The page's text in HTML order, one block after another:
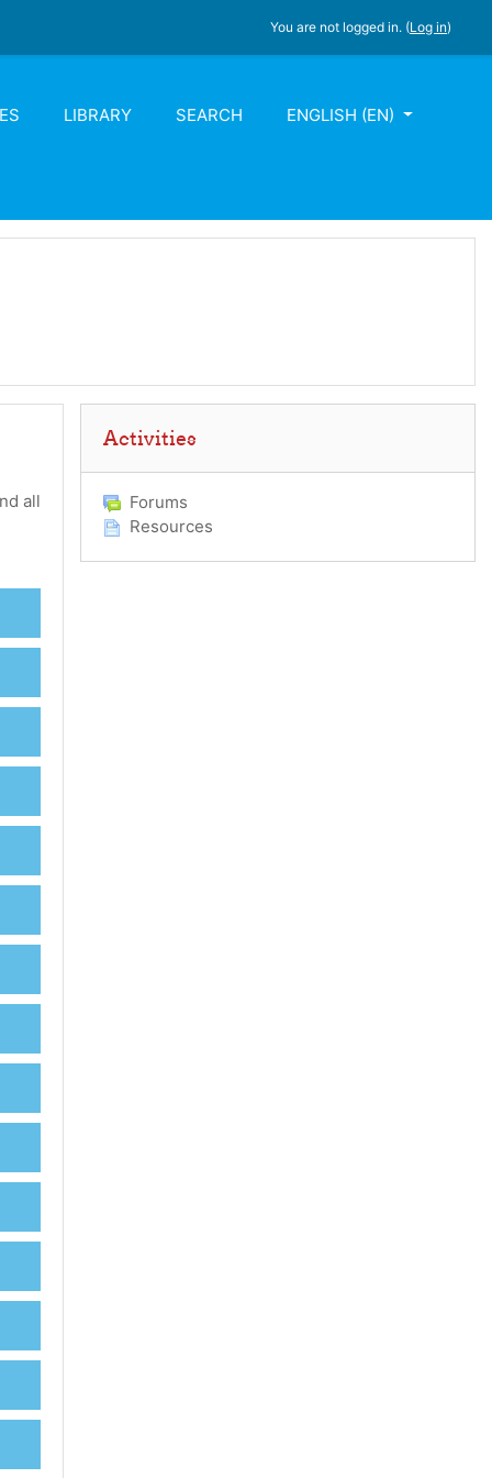
You are not logged in. (Log in)
LIBRARY SEARCH ENGLISH ‎(EN)‎
all
Activities
Forums
Resources